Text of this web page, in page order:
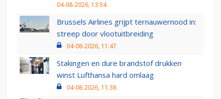
04-08-2026, 13:54
Brussels Airlines grijpt ternauwernood in:
streep door vlootuitbreiding
04-08-2026, 11:47
Stakingen en dure brandstof drukken
winst Lufthansa hard omlaag
04-08-2026, 11:38